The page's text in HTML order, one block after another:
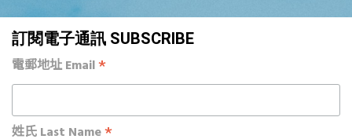
訂閱電子通訊 SUBSCRIBE
電郵地址 Email*
姓氏 Last Name